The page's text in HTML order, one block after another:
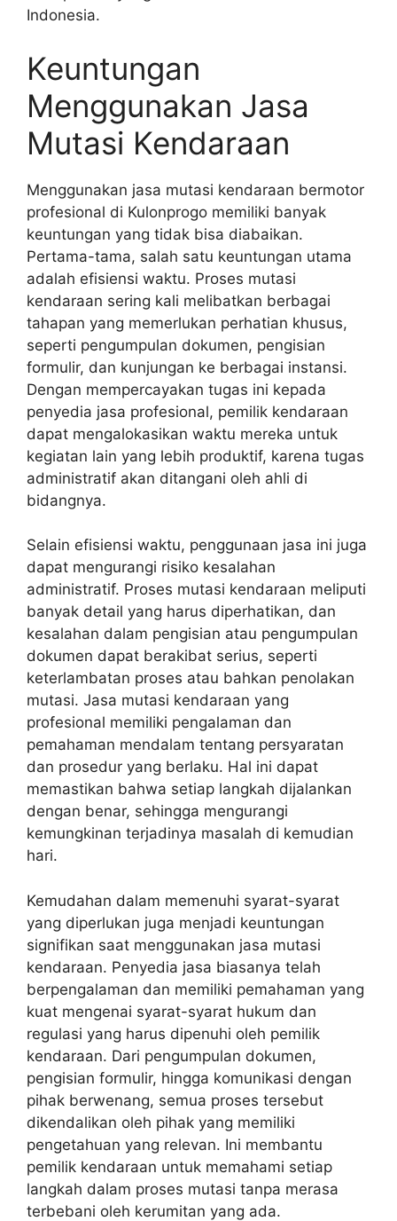
Indonesia.
Keuntungan
Menggunakan Jasa
Mutasi Kendaraan
Menggunakan jasa mutasi kendaraan bermotor
profesional di Kulonprogo memiliki banyak
keuntungan yang tidak bisa diabaikan.
Pertama-tama, salah satu keuntungan utama
adalah efisiensi waktu. Proses mutasi
kendaraan sering kali melibatkan berbagai
tahapan yang memerlukan perhatian khusus,
seperti pengumpulan dokumen, pengisian
formulir, dan kunjungan ke berbagai instansi.
Dengan mempercayakan tugas ini kepada
penyedia jasa profesional, pemilik kendaraan
dapat mengalokasikan waktu mereka untuk
kegiatan lain yang lebih produktif, karena tugas
administratif akan ditangani oleh ahli di
bidangnya.
Selain efisiensi waktu, penggunaan jasa ini juga
dapat mengurangi risiko kesalahan
administratif. Proses mutasi kendaraan meliputi
banyak detail yang harus diperhatikan, dan
kesalahan dalam pengisian atau pengumpulan
dokumen dapat berakibat serius, seperti
keterlambatan proses atau bahkan penolakan
mutasi. Jasa mutasi kendaraan yang
profesional memiliki pengalaman dan
pemahaman mendalam tentang persyaratan
dan prosedur yang berlaku. Hal ini dapat
memastikan bahwa setiap langkah dijalankan
dengan benar, sehingga mengurangi
kemungkinan terjadinya masalah di kemudian
hari.
Kemudahan dalam memenuhi syarat-syarat
yang diperlukan juga menjadi keuntungan
signifikan saat menggunakan jasa mutasi
kendaraan. Penyedia jasa biasanya telah
berpengalaman dan memiliki pemahaman yang
kuat mengenai syarat-syarat hukum dan
regulasi yang harus dipenuhi oleh pemilik
kendaraan. Dari pengumpulan dokumen,
pengisian formulir, hingga komunikasi dengan
pihak berwenang, semua proses tersebut
dikendalikan oleh pihak yang memiliki
pengetahuan yang relevan. Ini membantu
pemilik kendaraan untuk memahami setiap
langkah dalam proses mutasi tanpa merasa
terbebani oleh kerumitan yang ada.